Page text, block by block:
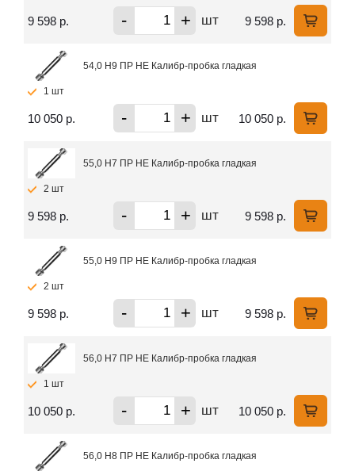
9 598 р. - + шт 9 598 р.
54,0 H9 ПР НЕ Калибр-пробка гладкая
1 шт
10 050 р. - + шт 10 050 р.
55,0 H7 ПР НЕ Калибр-пробка гладкая
2 шт
9 598 р. - + шт 9 598 р.
55,0 H9 ПР НЕ Калибр-пробка гладкая
2 шт
9 598 р. - + шт 9 598 р.
56,0 H7 ПР НЕ Калибр-пробка гладкая
1 шт
10 050 р. - + шт 10 050 р.
56,0 H8 ПР НЕ Калибр-пробка гладкая